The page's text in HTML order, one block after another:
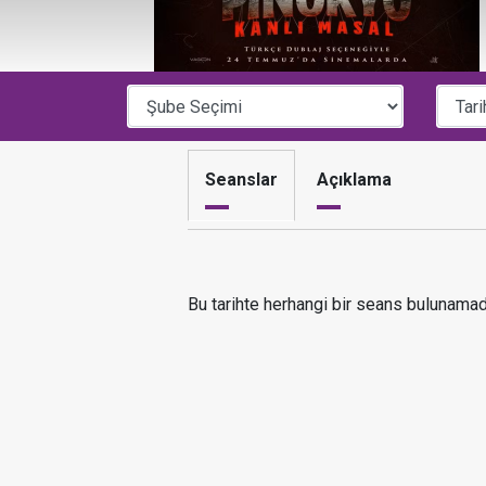
Seanslar Açıklama
Bu tarihte herhangi bir seans